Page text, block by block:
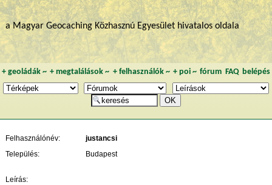
a Magyar Geocaching Közhasznú Egyesület hivatalos oldala
+ geoládák~ +megtalálások ~ + felhasználók~ + poi~ fórum FAQ belépés
Felhasználónév:
justancsi
Település:
Budapest
Leírás: